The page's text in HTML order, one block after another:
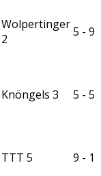
Wolpertinger
2
5 - 9
Knöngels 3 5 - 5
TTT 5 9 - 1